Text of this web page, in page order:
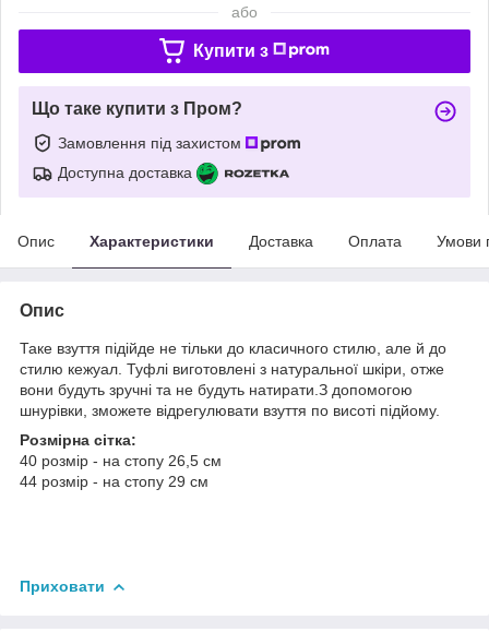
або
Купити з
Що таке купити з Пром?
Замовлення під захистом
Доступна доставка
Опис Характеристики Доставка Оплата Умови
Опис
Таке взуття підійде не тільки до класичного стилю, але й до
стилю кежуал. Туфлі виготовлені з натуральної шкіри, отже
вони будуть зручні та не будуть натирати.З допомогою
шнурівки, зможете відрегулювати взуття по висоті підйому.
Розмірна сітка:
40 розмір - на стопу 26,5 см
44 розмір - на стопу 29 см
Приховати